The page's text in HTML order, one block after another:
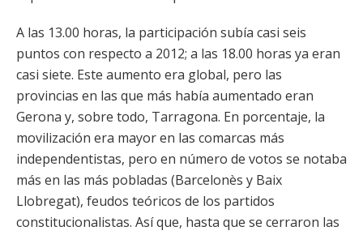
A las 13.00 horas, la participación subía casi seis
puntos con respecto a 2012; a las 18.00 horas ya eran
casi siete. Este aumento era global, pero las
provincias en las que más había aumentado eran
Gerona y, sobre todo, Tarragona. En porcentaje, la
movilización era mayor en las comarcas más
independentistas, pero en número de votos se notaba
más en las más pobladas (Barcelonès y Baix
Llobregat), feudos teóricos de los partidos
constitucionalistas. Así que, hasta que se cerraron las